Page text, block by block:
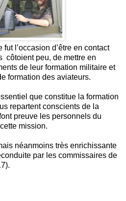
l’occasion d’être en contact
côtoient peu, de mettre en
de leur formation militaire et
formation des aviateurs.
que constitue la formation
repartent conscients de la
preuve les personnels du
mission.
néanmoins très enrichissante
par les commissaires de